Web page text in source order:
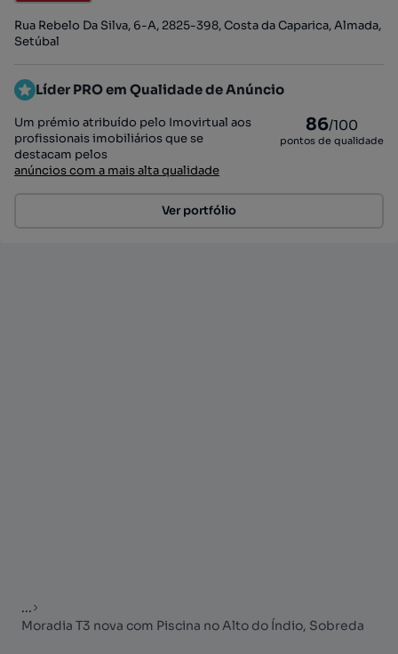
Rua Rebelo Da Silva, 6-A, 2825-398, Costa da Caparica, Almada,
Setúbal
Líder PRO em Qualidade de Anúncio
Um prémio atribuído pelo Imovirtual aos
profissionais imobiliários que se
destacam pelos
anúncios com a mais alta qualidade
86/100
pontos de qualidade
Ver portfólio
...
Moradia T3 nova com Piscina no Alto do Índio, Sobreda